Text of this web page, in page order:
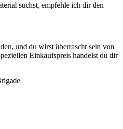
suchst, empfehle ich dir den
und du wirst überrascht sein von
Einkaufspreis handelst du dir